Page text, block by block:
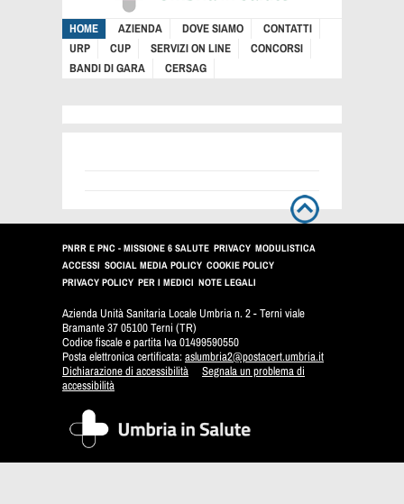
HOME AZIENDA DOVE SIAMO
CONTATTI
URP
CUP SERVIZI ON LINE
CONCORSI
BANDI DI GARA
CERSAG
PNRR E PNC - MISSIONE 6 SALUTE PRIVACY MODULISTICA
ACCESSI SOCIAL MEDIA POLICY COOKIE POLICY
PRIVACY POLICY PER I MEDICI NOTE LEGALI
Azienda Unità Sanitaria Locale Umbria n. 2 - Terni viale
Bramante 37 05100 Terni (TR)
Codice fiscale e partita Iva 01499590550
Posta elettronica certificata:aslumbria2@postacert.umbria.it
Dichiarazione di accessibilità
Segnala un problema di
accessibilità